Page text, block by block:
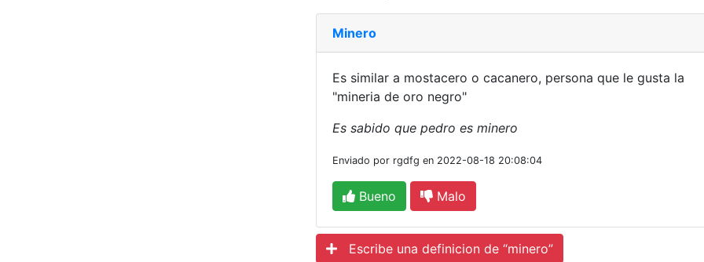
Minero
Es similar a mostacero o cacanero, persona que le gusta la
"mineria de oro negro"
Es sabido que pedro es minero
Enviado por rgdfg en 2022-08-18 20:08:04
Bueno Malo
Escribe una definicion de “minero”